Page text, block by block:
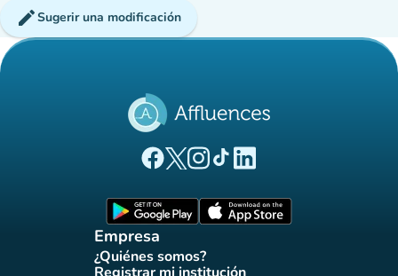
editSugerir una modificación
(nueva pestaña)
(nueva pestaña)
(nueva pestaña)
(nueva pestaña)
(nueva pestaña)
Empresa
¿Quiénes somos?
(nueva pestaña)